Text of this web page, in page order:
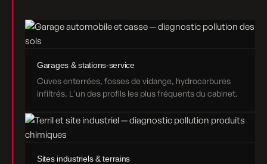
Garages & stations-service
Cuves enterrées, fosses de vidange, hydrocarbures
infiltrés. L'un des profils les plus fréquents du cabinet.
Sites industriels & terrains